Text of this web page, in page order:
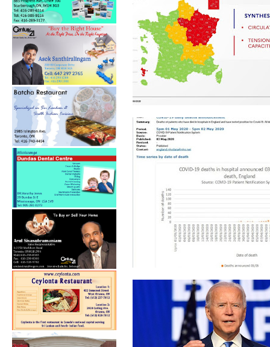
24 மணித்தியாலத்தில்,
பிரான்ஸில் 330...
நாளாந்த மரணத்தில்,
பிரிட்டனும் கீழி...